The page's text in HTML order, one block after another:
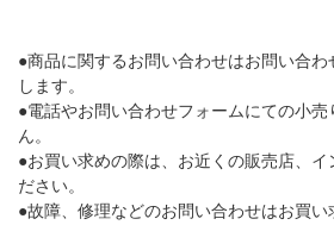
●商品に関するお問い合わせはお問い合
します。
●電話やお問い合わせフォームにての小
ん。
●お買い求めの際は、お近くの販売店、イ
ださい。
●故障、修理などのお問い合わせはお買